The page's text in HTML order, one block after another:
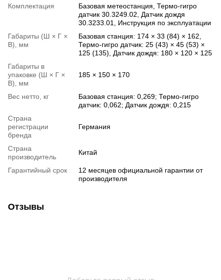
Комплектация
Базовая метеостанция, Термо-гигро
датчик 30.3249.02, Датчик дождя
30.3233.01, Инструкция по эксплуатации
Габариты (Ш × Г ×
В), мм
Базовая станция: 174 × 33 (84) × 162,
Термо-гигро датчик: 25 (43) × 45 (53) ×
125 (135), Датчик дождя: 180 × 120 × 125
Габариты в
упаковке (Ш × Г ×
В), мм
185 × 150 × 170
Вес нетто, кг
Базовая станция: 0,269; Термо-гигро
датчик: 0,062; Датчик дождя: 0,215
Страна
регистрации
бренда
Германия
Страна
производитель
Китай
Гарантийный срок
12 месяцев официальной гарантии от
производителя
Отзывы